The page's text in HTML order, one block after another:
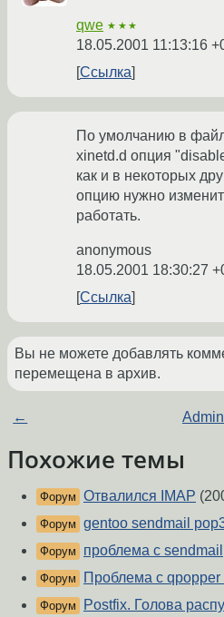
qwe ★★★
18.05.2001 11:13:16
Ссылка
По умолчанию в
xinetd.d опция
как и в некоторых
опцию нужно
работать.
anonymous
18.05.2001 18:30:27
Ссылка
Вы не можете добавлять
перемещена в архив.
← Admin
Похожие темы
Форум Отвалился IMAP
Форум gentoo sendmail
Форум проблема с sendmail
Форум Проблема с qpopper
Форум Postfix. Голова